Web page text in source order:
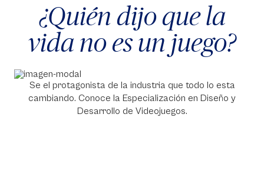
¿Quién dijo que la
vida no es un juego?
Se el protagonista de la industria que todo lo esta
cambiando. Conoce la Especialización en Diseño y
Desarrollo de Videojuegos.